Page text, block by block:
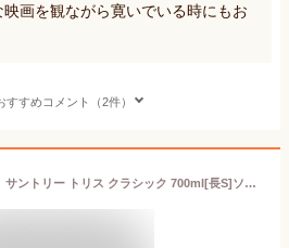
画を観ながら寛いでいる時にもお
すすめコメント（2件）
【全品P3倍 6/25限定】サントリー トリス クラシック 700ml[長S]ソーダで割ってトリスハイボール♪ [ウイスキー][ウィスキー]japanese whisky